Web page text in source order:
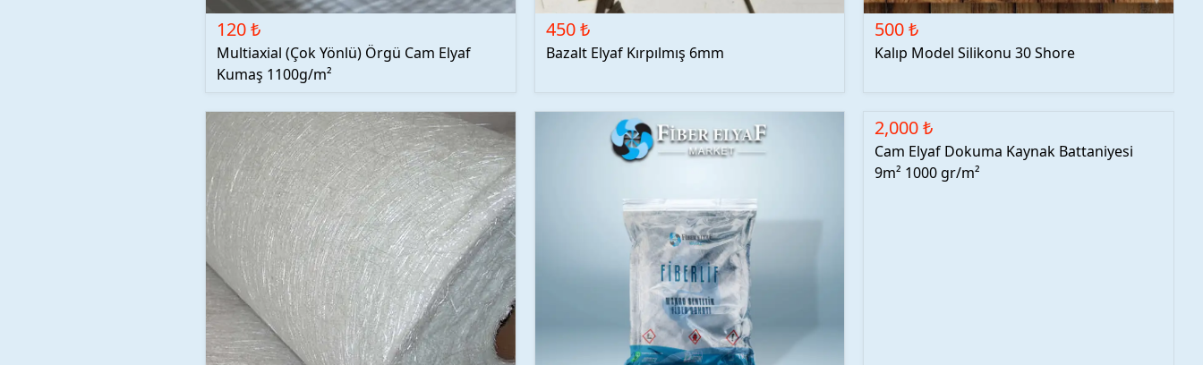
120 ₺
Multiaxial (Çok Yönlü) Örgü Cam Elyaf
Kumaş 1100g/m²
450 ₺
Bazalt Elyaf Kırpılmış 6mm
500 ₺
Kalıp Model Silikonu 30 Shore
2,000 ₺
Cam Elyaf Dokuma Kaynak Battaniyesi
9m² 1000 gr/m²